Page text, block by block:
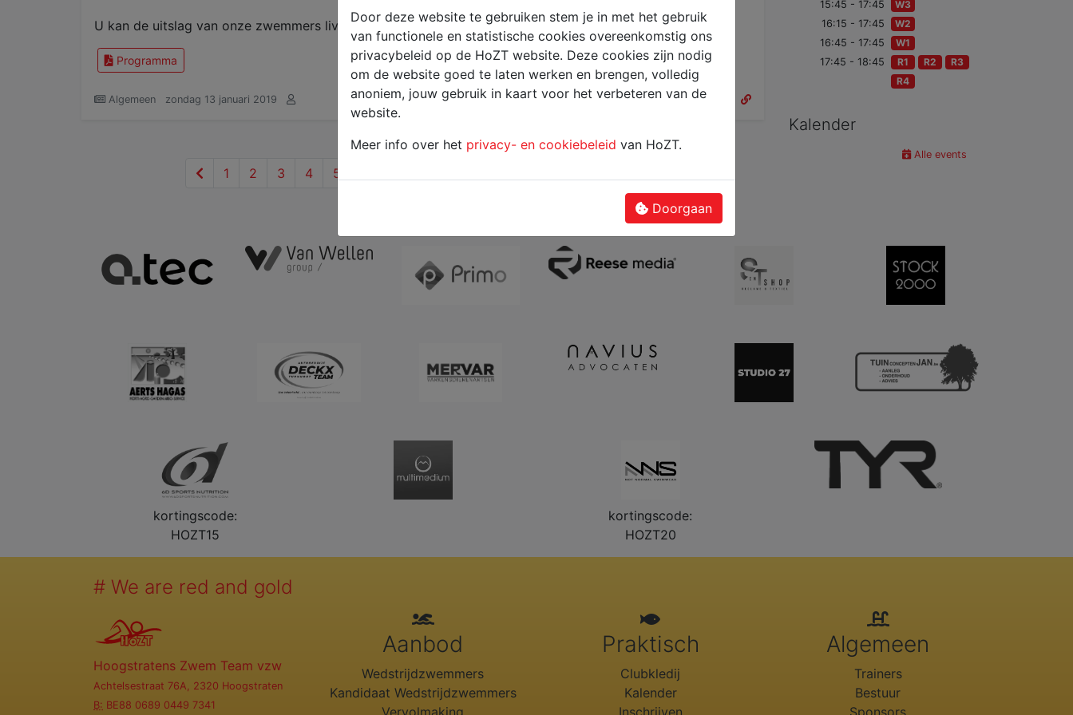
U kan de uitslag van onze zwemmers live volgen via TOPTIME!
Programma
Algemeen zondag 13 januari 2019
1 2 3 4 5
15:45 - 17:45
W3
16:15 - 17:45
W2
16:45 - 17:45
W1
17:45 - 18:45
R1 R2
R3
R4
Kalender
Alle events
kortingscode:
HOZT15
kortingscode:
HOZT20
# We are red and gold
Hoogstratens Zwem Team vzw
Achtelsestraat 76A, 2320 Hoogstraten
B: BE88 0689 0449 7341
Aanbod
Wedstrijdzwemmers
Kandidaat Wedstrijdzwemmers
Vervolmaking
Praktisch
Clubkledij
Kalender
Inschrijven
Algemeen
Trainers
Bestuur
Sponsors
Door deze website te gebruiken stem je in met het gebruik
van functionele en statistische cookies overeenkomstig ons
privacybeleid op de HoZT website. Deze cookies zijn nodig
om de website goed te laten werken en brengen, volledig
anoniem, jouw gebruik in kaart voor het verbeteren van de
website.
Meer info over het privacy- en cookiebeleid van HoZT.
Doorgaan